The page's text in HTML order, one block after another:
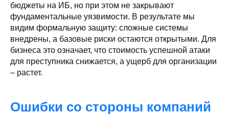
бюджеты на ИБ, но при этом не закрывают
фундаментальные уязвимости. В результате мы
видим формальную защиту: сложные системы
внедрены, а базовые риски остаются открытыми. Для
бизнеса это означает, что стоимость успешной атаки
для преступника снижается, а ущерб для организации
– растет.
Ошибки со стороны компаний